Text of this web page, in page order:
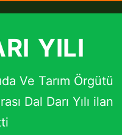
YILI
Ve Tarım Örgütü
Dal Darı Yılı ilan